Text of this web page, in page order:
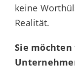
keine
Realität.
Sie